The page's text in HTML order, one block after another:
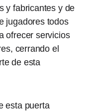
y fabricantes y de
jugadores todos
ofrecer servicios
cerrando el
de esta
esta puerta